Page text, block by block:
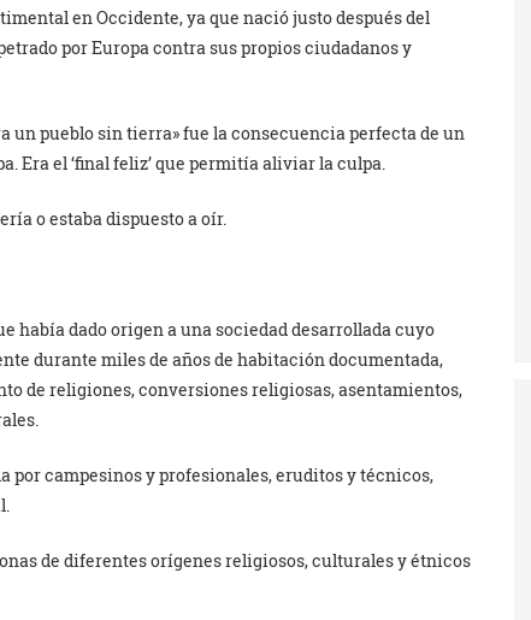
en Occidente, ya que nació justo después del
por Europa contra sus propios ciudadanos y
un pueblo sin tierra» fue la consecuencia perfecta de un
Era el ‘final feliz’ que permitía aliviar la culpa.
o estaba dispuesto a oír.
había dado origen a una sociedad desarrollada cuyo
durante miles de años de habitación documentada,
de religiones, conversiones religiosas, asentamientos,
por campesinos y profesionales, eruditos y técnicos,
de diferentes orígenes religiosos, culturales y étnicos